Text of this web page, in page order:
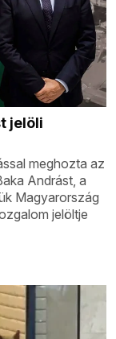
jelöli
meghozta az
Andrást, a
Magyarország
jelöltje